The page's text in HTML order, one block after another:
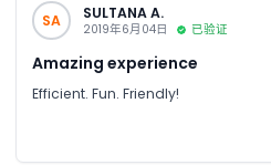
SA SULTANA A.
2019年6月04日 已验证
Amazing experience
Efficient. Fun. Friendly!